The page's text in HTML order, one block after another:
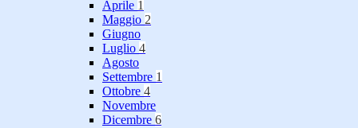
Aprile 1
Maggio 2
Giugno
Luglio 4
Agosto
Settembre 1
Ottobre 4
Novembre
Dicembre 6